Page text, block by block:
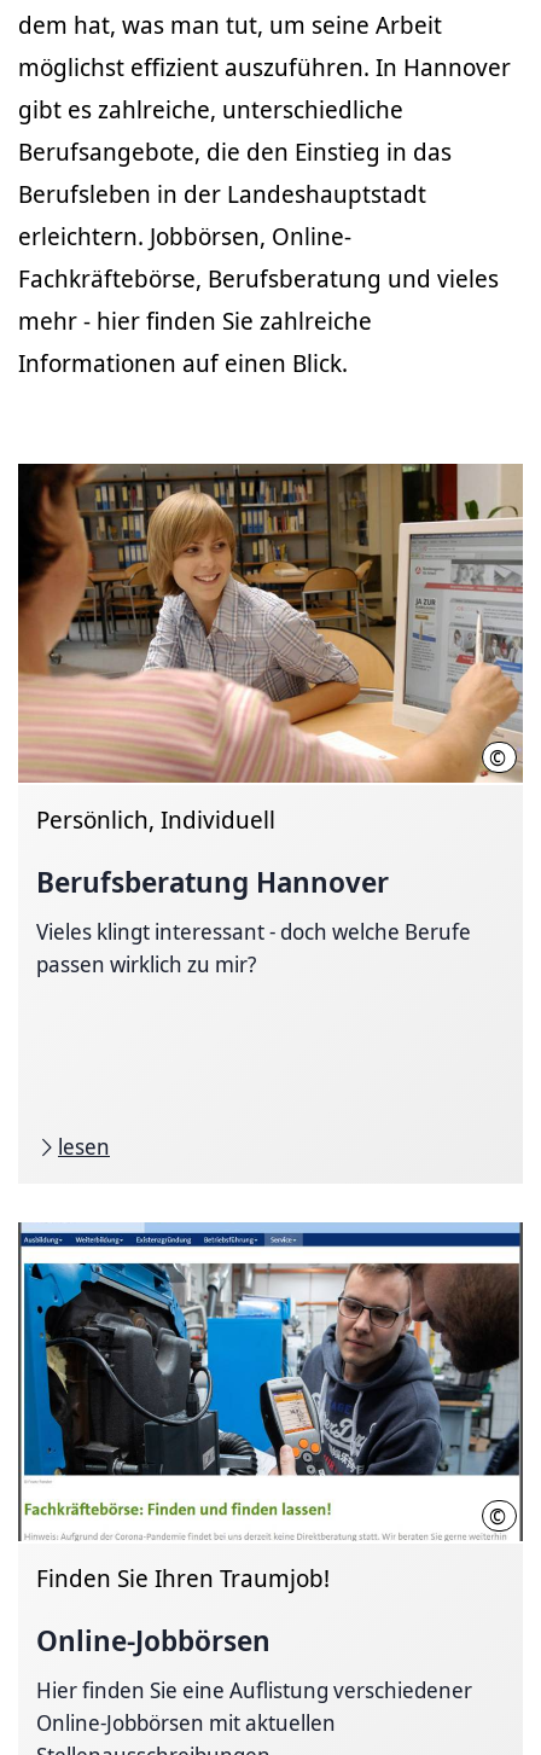
dem hat, was man tut, um seine Arbeit
möglichst effizient auszuführen. In Hannover
gibt es zahlreiche, unterschiedliche
Berufsangebote, die den Einstieg in das
Berufsleben in der Landeshauptstadt
erleichtern. Jobbörsen, Online-
Fachkräftebörse, Berufsberatung und vieles
mehr - hier finden Sie zahlreiche
Informationen auf einen Blick.
©
Persönlich, Individuell
Berufsberatung Hannover
Vieles klingt interessant - doch welche Berufe
passen wirklich zu mir?
lesen
©
Finden Sie Ihren Traumjob!
Online-Jobbörsen
Hier finden Sie eine Auflistung verschiedener
Online-Jobbörsen mit aktuellen